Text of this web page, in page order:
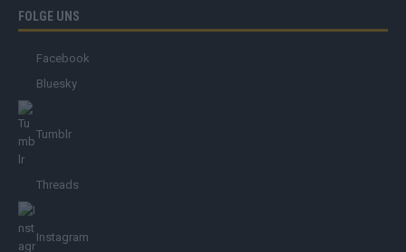
FOLGE UNS
Facebook
Bluesky
Tumblr
Threads
Instagram